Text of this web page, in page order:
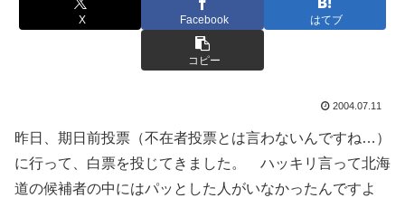
X Facebook はてブ
コピー
2004.07.11
昨日、期日前投票（不在者投票とは言わないんですね…）
に行って、白票を投じてきました。 ハッキリ言って北海
道の候補者の中にはパッとした人がいなかったんですよ